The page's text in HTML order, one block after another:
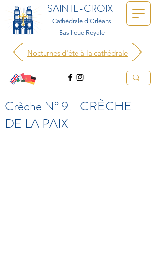
SAINTE-CROIX
Cathédrale d'Orléans
Basilique Royale
Nocturnes d'été à la cathédrale
Crèche N° 9 - CRÈCHE
DE LA PAIX